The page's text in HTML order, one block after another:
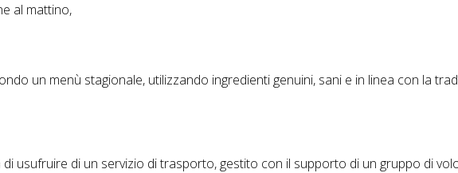
al mattino,
un menù stagionale, utilizzando ingredienti genuini, sani e in linea con la
di usufruire di un servizio di trasporto, gestito con il supporto di un gruppo di